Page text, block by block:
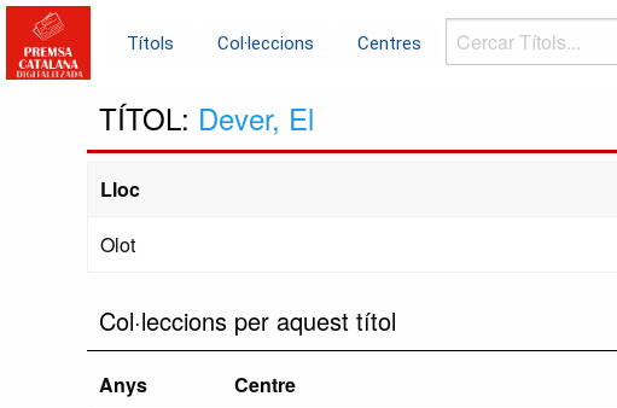
Títols Col·leccions Centres
Cercar
Títols...
TÍTOL: Dever, El
Lloc
Olot
Col·leccions per aquest títol
Anys Centre